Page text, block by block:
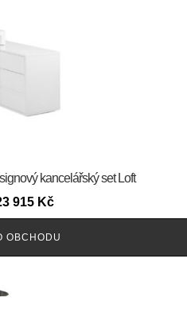
kancelářský set Loft
915 Kč
OBCHODU